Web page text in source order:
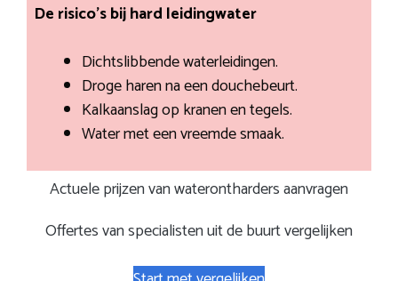
De risico’s bij hard leidingwater
Dichtslibbende waterleidingen.
Droge haren na een douchebeurt.
Kalkaanslag op kranen en tegels.
Water met een vreemde smaak.
Actuele prijzen van waterontharders aanvragen
Offertes van specialisten uit de buurt vergelijken